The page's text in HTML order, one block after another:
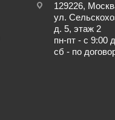
129226,
ул.
д. 5, этаж 2
пн-пт - с 9:00
сб - по